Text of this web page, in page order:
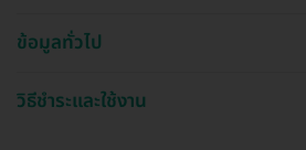
ข้อมูลทั่วไป
วิธีชำระและใช้งาน